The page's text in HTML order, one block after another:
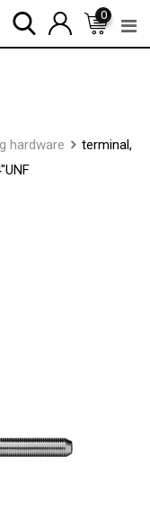
0
hardware
terminal,